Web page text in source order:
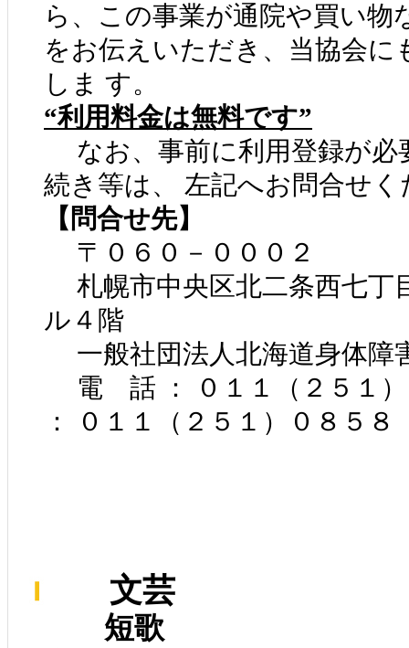
ら、この事業が通院や買い物
をお伝えいただき、当協会に
しま す。
“利用料金は無料です”
なお、事前に利用登録が必
続き等は、 左記へお問合せく
【問合せ先】
〒０６０－０００２
札幌市中央区北二条西七丁
ル４階
一般社団法人北海道身体障
電 話 ： ０１１（２５１
： ０１１（２５１）０８５８
文芸
短歌